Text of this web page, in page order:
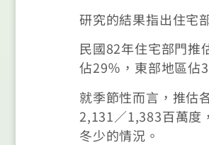
研究的結果指出住宅
民國82年住宅部門推
佔29％，東部地區佔3
就季節性而言，推估
2,131／1,383百萬度
冬少的情況。